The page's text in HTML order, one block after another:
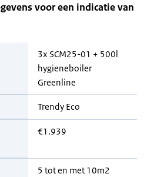
voor een indicatie van
3x SCM25-01 + 500l
hygieneboiler
Greenline
Trendy Eco
€1.939
5 tot en met 10m2